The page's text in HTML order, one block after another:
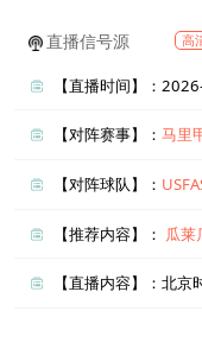
直播信号源 高
【直播时间】：
【对阵赛事】：马里
【对阵球队】：
【推荐内容】： 瓜莱